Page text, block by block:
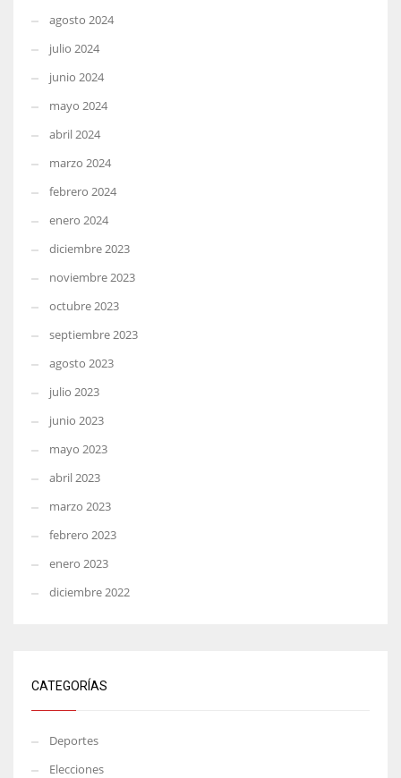
agosto 2024
julio 2024
junio 2024
mayo 2024
abril 2024
marzo 2024
febrero 2024
enero 2024
diciembre 2023
noviembre 2023
octubre 2023
septiembre 2023
agosto 2023
julio 2023
junio 2023
mayo 2023
abril 2023
marzo 2023
febrero 2023
enero 2023
diciembre 2022
CATEGORÍAS
Deportes
Elecciones